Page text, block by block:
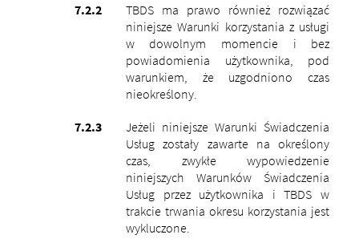
TBDS ma prawo również rozwiązać
niniejsze Warunki korzystania z usługi
w dowolnym momencie i bez
powiadomienia użytkownika, pod
warunkiem, że uzgodniono czas
nieokreślony.
Jeżeli niniejsze Warunki Świadczenia
Usług zostały zawarte na określony
czas, zwykłe wypowiedzenie
niniejszych Warunków Świadczenia
Usług przez użytkownika i TBDS w
trakcie trwania okresu korzystania jest
wykluczone.